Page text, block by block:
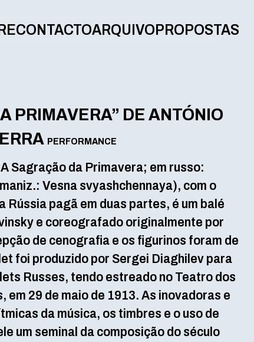
CONTACTOARQUIVO PROPOSTAS
PRIMAVERA” DE ANTÓNIO
PERFORMANCE
Sagração da Primavera; em russo:
Vesna svyashchennaya), com o
Rússia pagã em duas partes, é um balé
e coreografado originalmente por
de cenografia e os figurinos foram de
foi produzido por Sergei Diaghilev para
Russes, tendo estreado no Teatro dos
em 29 de maio de 1913. As inovadoras e
da música, os timbres e o uso de
um seminal da composição do século